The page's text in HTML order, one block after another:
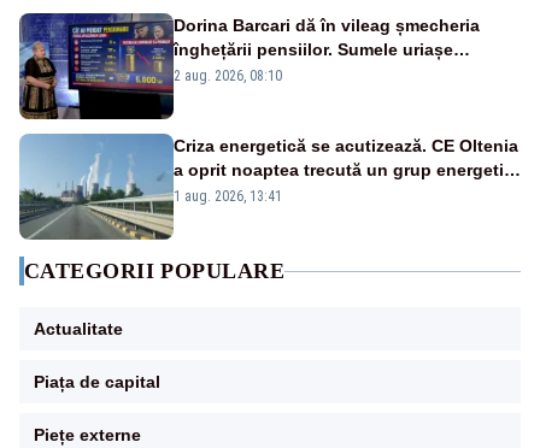
Dorina Barcari dă în vileag șmecheria
înghețării pensiilor. Sumele uriașe
pierdute de fiecare român
2 aug. 2026, 08:10
Criza energetică se acutizează. CE Oltenia
a oprit noaptea trecută un grup energetic
de la Rovinari
1 aug. 2026, 13:41
CATEGORII POPULARE
Actualitate
Piața de capital
Piețe externe